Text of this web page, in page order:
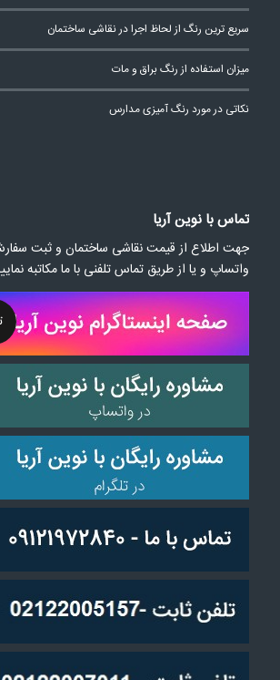
سریع ترین رنگ از لحاظ اجرا در نقاشی ساختمان
میزان استفاده از رنگ براق و مات
نکاتی در مورد رنگ آمیزی مدارس
تماس با نوین آریا
جهت اطلاع از قیمت نقاشی ساختمان و ثبت
واتساپ و یا از طریق تماس تلفنی با ما مکاتبه